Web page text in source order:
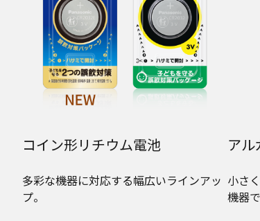
コイン形リチウム電池
多彩な機器に対応する幅広いラインアッ
プ。
ア
小さ
機器